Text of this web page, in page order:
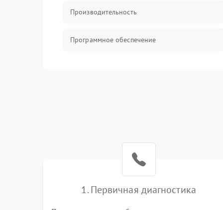
Производительность
Программное обеспечение
Накопители/Программное обеспечение
1. Первичная диагностика